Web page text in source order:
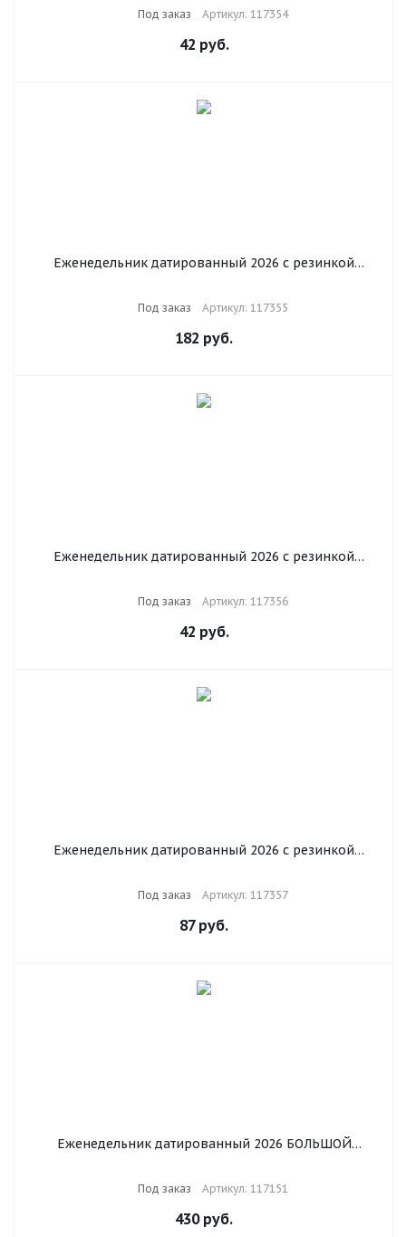
Под заказ Артикул: 117354
42 руб.
Еженедельник датированный 2026 с резинкой
Под заказ Артикул: 117355
182 руб.
Еженедельник датированный 2026 с резинкой
Под заказ Артикул: 117356
42 руб.
Еженедельник датированный 2026 с резинкой
Под заказ Артикул: 117357
87руб.
Еженедельник датированный 2026 БОЛЬШОЙ
Под заказ Артикул: 117151
430руб.